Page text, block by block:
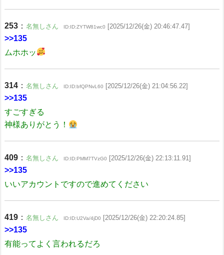
253 ： 名無しさん ID:ID:ZYTW81wc0 [2025/12/26(金) 20:46:47.47]
>>135
ムホホッ
314 ： 名無しさん ID:ID:bfQPNvL60 [2025/12/26(金) 21:04:56.22]
>>135
すごすぎる
神様ありがとう！
409 ： 名無しさん ID:ID:PMM7TVzG0 [2025/12/26(金) 22:13:11.91]
>>135
いいアカウントですので進めてください
419 ： 名無しさん ID:ID:U2Va/4jD0 [2025/12/26(金) 22:20:24.85]
>>135
有能ってよく言われるだろ